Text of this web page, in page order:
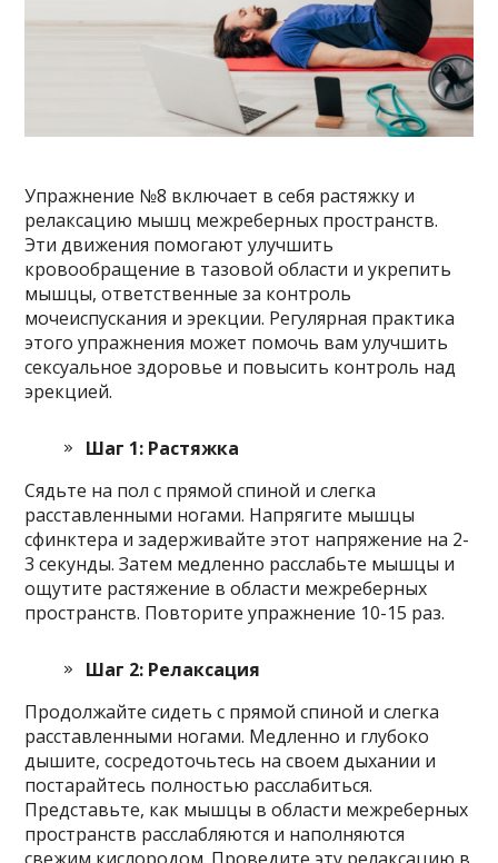
Упражнение №8 включает в себя растяжку и
релаксацию мышц межреберных пространств.
Эти движения помогают улучшить
кровообращение в тазовой области и укрепить
мышцы, ответственные за контроль
мочеиспускания и эрекции. Регулярная практика
этого упражнения может помочь вам улучшить
сексуальное здоровье и повысить контроль над
эрекцией.
Шаг 1: Растяжка
Сядьте на пол с прямой спиной и слегка
расставленными ногами. Напрягите мышцы
сфинктера и задерживайте этот напряжение на 2-
3 секунды. Затем медленно расслабьте мышцы и
ощутите растяжение в области межреберных
пространств. Повторите упражнение 10-15 раз.
Шаг 2: Релаксация
Продолжайте сидеть с прямой спиной и слегка
расставленными ногами. Медленно и глубоко
дышите, сосредоточьтесь на своем дыхании и
постарайтесь полностью расслабиться.
Представьте, как мышцы в области межреберных
пространств расслабляются и наполняются